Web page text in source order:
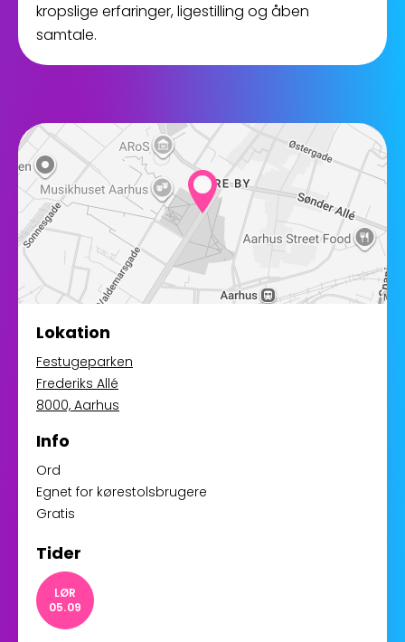
kropslige erfaringer, ligestilling og åben
samtale.
Lokation
Festugeparken
Frederiks Allé
8000, Aarhus
Info
Ord
Egnet for kørestolsbrugere
Gratis
Tider
LØR
05.09